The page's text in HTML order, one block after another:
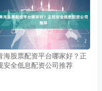
海股票配资平台哪家好？正
安全低息配资公司推荐